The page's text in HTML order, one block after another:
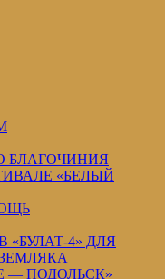
БЛАГОЧИНИЯ
«БЕЛЫЙ
4» ДЛЯ
— ПОДОЛЬСК»